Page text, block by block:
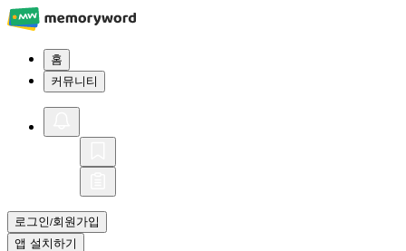
홈
커뮤니티
로그인/회원가입
앱 설치하기